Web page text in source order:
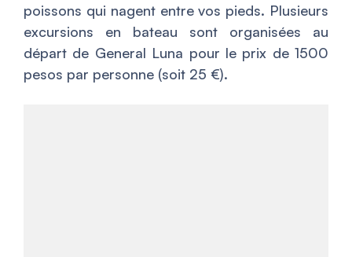
poissons qui nagent entre vos pieds. Plusieurs
excursions en bateau sont organisées au
départ de General Luna pour le prix de 1500
pesos par personne (soit 25 €).